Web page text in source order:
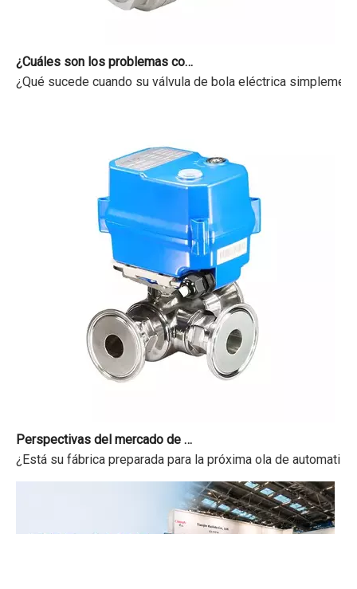
¿Qué sucede cuando su válvula de bola eléctrica
¿Está su fábrica preparada para la próxima ola de